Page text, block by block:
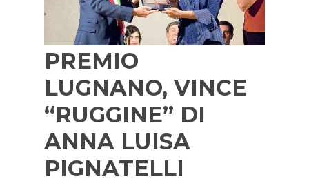
PREMIO
LUGNANO, VINCE
“RUGGINE” DI
ANNA LUISA
PIGNATELLI